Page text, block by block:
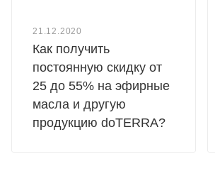
21.12.2020
Как получить
постоянную скидку от
25 до 55% на эфирные
масла и другую
продукцию doTERRA?